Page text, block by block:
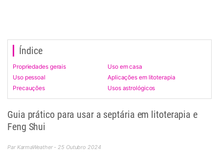
Índice
Propriedades gerais
Uso em casa
Uso pessoal
Aplicações em litoterapia
Precauções
Usos astrológicos
Guia prático para usar a septária em litoterapia e
Feng Shui
Par KarmaWeather - 25 Outubro 2024